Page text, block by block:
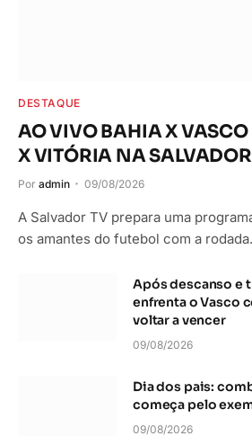
DESTAQUE
AO VIVO BAHIA X VASCO
X VITÓRIA NA
Por admin 09/08/2026
A Salvador TV prepara uma
os amantes do futebol com a
Após descanso e
enfrenta o Vasco
voltar a vencer
09/08/2026
Dia dos pais:
começa pelo
09/08/2026